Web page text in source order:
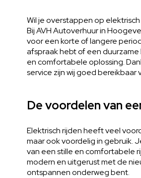
Wil je overstappen op
Bij AVH Autoverhuur in
voor een korte of langere
afspraak hebt of een
en comfortabele oplossing.
service zijn wij goed bereikbaar
De voordelen van
Elektrisch rijden heeft veel
maar ook voordelig in gebruik.
van een stille en comfortabele
modern en uitgerust met de
ontspannen onderweg bent.